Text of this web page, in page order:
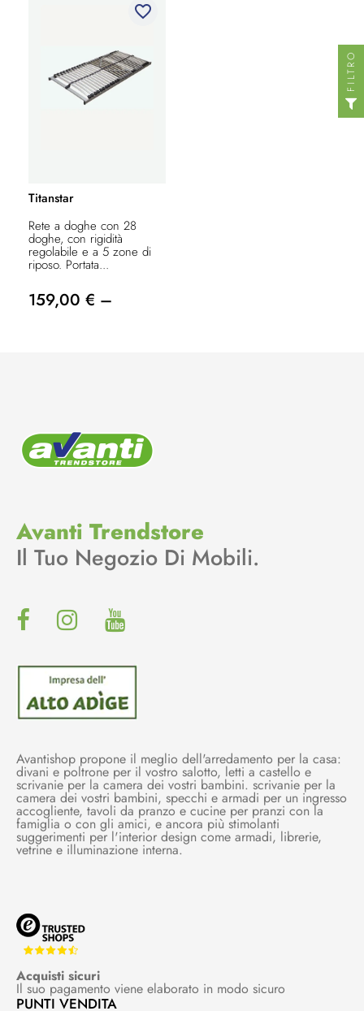
favorite_border
Titanstar
Rete a doghe con 28
doghe, con rigidità
regolabile e a 5 zone di
riposo. Portata...
159,00 € –
Avanti Trendstore
Il Tuo Negozio Di Mobili.
Avantishop propone il meglio dell'arredamento per la casa:
divani e poltrone per il vostro salotto, letti a castello e
scrivanie per la camera dei vostri bambini. scrivanie per la
camera dei vostri bambini, specchi e armadi per un ingresso
accogliente, tavoli da pranzo e cucine per pranzi con la
famiglia o con gli amici, e ancora più stimolanti
suggerimenti per l'interior design come armadi, librerie,
vetrine e illuminazione interna.
Acquisti sicuri
Il suo pagamento viene elaborato in modo sicuro
PUNTI VENDITA
FILTRO